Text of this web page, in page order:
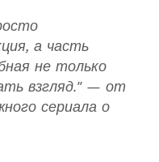
а часть
не только
взгляд." — от
сериала о